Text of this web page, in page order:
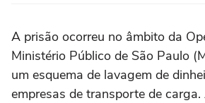
A prisão ocorreu no âmbito da
Ministério Público de São Paulo
um esquema de lavagem de
empresas de transporte de